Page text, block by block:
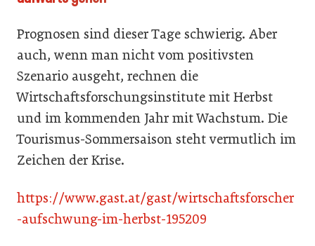
Prognosen sind dieser Tage schwierig. Aber
auch, wenn man nicht vom positivsten
Szenario ausgeht, rechnen die
Wirtschaftsforschungsinstitute mit Herbst
und im kommenden Jahr mit Wachstum. Die
Tourismus-Sommersaison steht vermutlich im
Zeichen der Krise.
https://www.gast.at/gast/wirtschaftsforscher
-aufschwung-im-herbst-195209